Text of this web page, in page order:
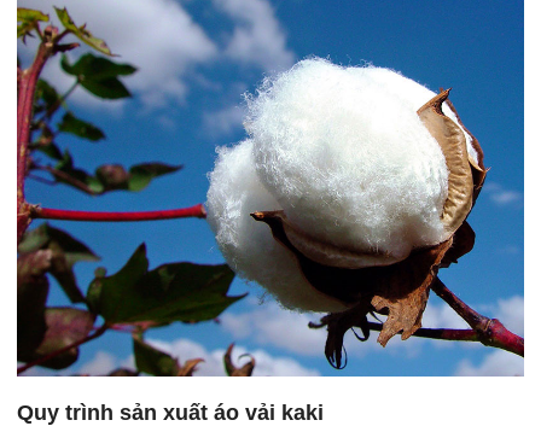
Quy trình sản xuất áo vải kaki